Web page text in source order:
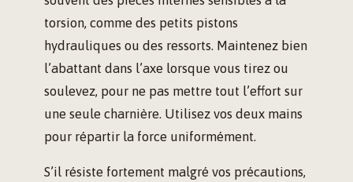
torsion, comme des petits pistons
hydrauliques ou des ressorts. Maintenez bien
l’abattant dans l’axe lorsque vous tirez ou
soulevez, pour ne pas mettre tout l’effort sur
une seule charnière. Utilisez vos deux mains
pour répartir la force uniformément.
S’il résiste fortement malgré vos précautions,